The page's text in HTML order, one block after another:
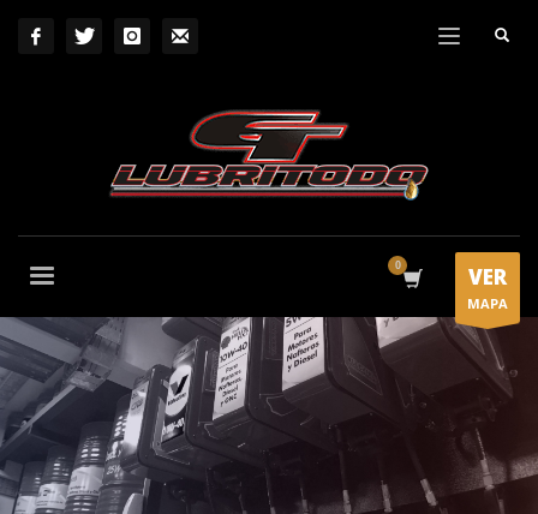
VER
MAPA